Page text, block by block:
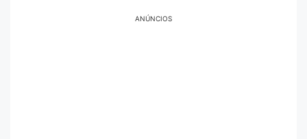
ANÚNCIOS